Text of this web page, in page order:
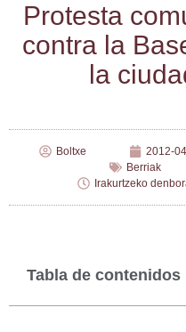
Pro­tes­ta
con­tra la
la
Boltxe 2012-
Berriak
Irakurtzeko
Tabla de contenidos